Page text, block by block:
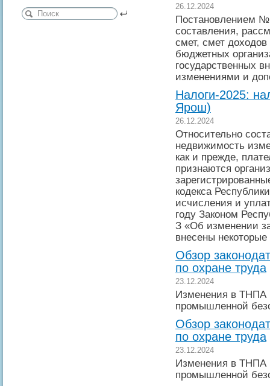
26.12.2024
Постановлением №
составления,
смет, смет
бюджетных
государственных
изменениями и
Налоги-2025:
Ярош)
26.12.2024
Относительно
недвижимость
как и прежде,
признаются
кодекса
исчисления и
году Законом
З «Об изменении
внесены
Обзор
по охране труда
23.12.2024
Изменения в ТНПА
промышленной
Обзор
по охране труда
23.12.2024
Изменения в ТНПА
промышленной